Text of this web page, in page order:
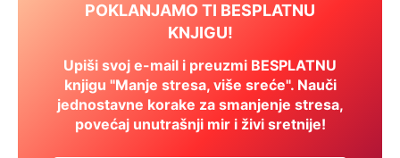
POKLANJAMO TI BESPLATNU
KNJIGU!
Upiši svoj e-mail i preuzmi BESPLATNU
knjigu "Manje stresa, više sreće". Nauči
jednostavne korake za smanjenje stresa,
povećaj unutrašnji mir i živi sretnije!